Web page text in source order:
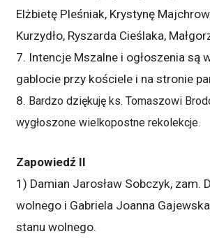
Elżbietę Pleśniak, Krystynę
Kurzydło, Ryszarda Cieślaka,
7. Intencje Mszalne i ogłoszenia są
gablocie przy kościele i na stronie
8. Bardzo dziękuję ks. Tomaszowi
wygłoszone wielkopostne rekolekcje.
Zapowiedź II
1) Damian Jarosław Sobczyk, zam.
wolnego i Gabriela Joanna
stanu wolnego.